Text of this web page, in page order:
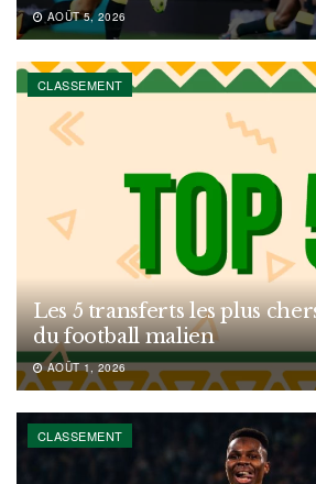
AOÛT 5, 2026
CLASSEMENT
Les 5 transferts les plus
du football malien
AOÛT 1, 2026
CLASSEMENT